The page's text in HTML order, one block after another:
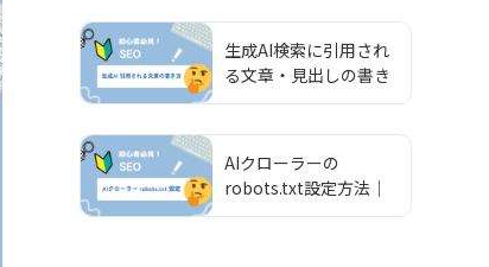
生成AI検索に引用され
る文章・見出しの書き
方｜実践ライティング
AIクローラーの
robots.txt設定方法｜
許可・拒否の書き分け